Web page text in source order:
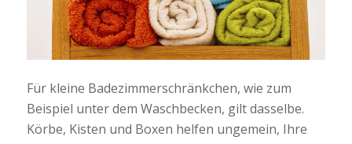
Für kleine Badezimmerschränkchen, wie zum
Beispiel unter dem Waschbecken, gilt dasselbe.
Körbe, Kisten und Boxen helfen ungemein, Ihre